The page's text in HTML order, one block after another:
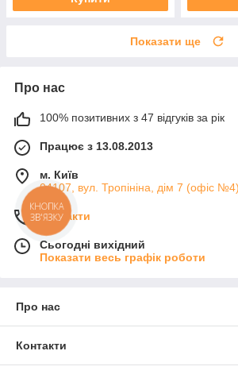
Показати ще
Про нас
100% позитивних з 47 відгуків за рік
Працює з 13.08.2013
м. Київ
04107, вул. Тропініна, дім 7 (офіс
Контакти
Сьогодні вихідний
Показати весь графік роботи
Про нас
Контакти
КНОПКА
ЗВ'ЯЗКУ